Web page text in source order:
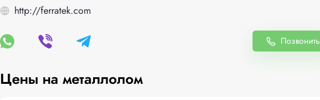
http://ferratek.com
Позвонить
Цены на металлолом